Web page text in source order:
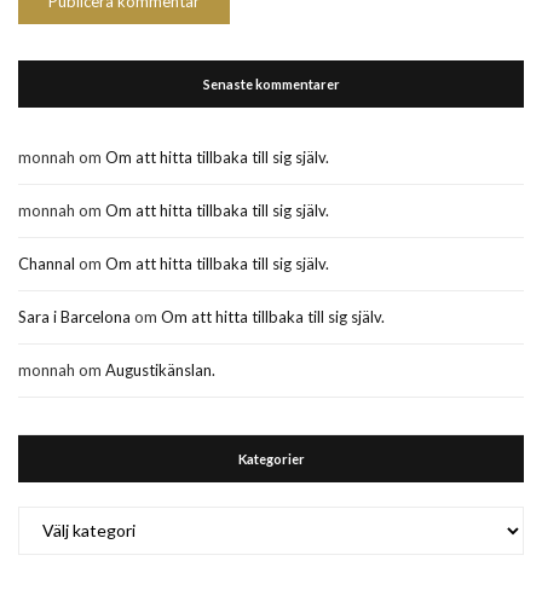
Senaste kommentarer
monnah om Om att hitta tillbaka till sig själv.
monnah om Om att hitta tillbaka till sig själv.
Channal om Om att hitta tillbaka till sig själv.
Sara i Barcelona om Om att hitta tillbaka till sig själv.
monnah om Augustikänslan.
Kategorier